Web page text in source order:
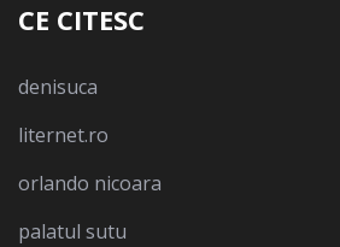
CE CITESC
denisuca
liternet.ro
orlando nicoara
palatul sutu